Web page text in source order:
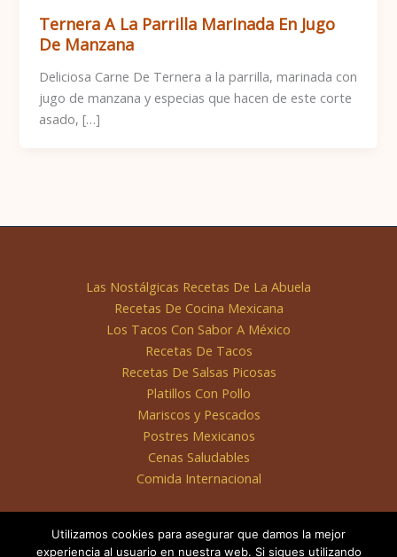
Ternera A La Parrilla Marinada En Jugo
De Manzana
Deliciosa Carne De Ternera a la parrilla, marinada con
jugo de manzana y especias que hacen de este corte
asado, […]
Las Nostálgicas Recetas De La Abuela
Recetas De Cocina Mexicana
Los Tacos Con Sabor A México
Recetas De Tacos
Recetas De Salsas Picosas
Platillos Con Pollo
Mariscos y Pescados
Postres Mexicanos
Cenas Saludables
Comida Internacional
Utilizamos cookies para asegurar que damos la mejor
experiencia al usuario en nuestra web. Si sigues utilizando